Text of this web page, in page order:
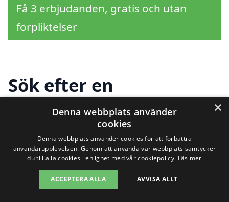
Få 3 erbjudanden, gratis och utan
förpliktelser
Sök efter en
professionell för
stängsel i andra städer
nära Östra Husby
×
Denna webbplats använder
cookies
Denna webbplats använder cookies för att förbättra
användarupplevelsen. Genom att använda vår webbplats samtycker
du till alla cookies i enlighet med vår cookiepolicy. Läs mer
ACCEPTERA ALLA AVVISA ALLT